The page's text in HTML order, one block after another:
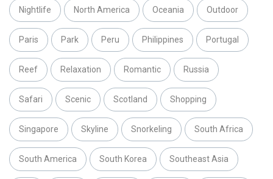
Nightlife North America Oceania Outdoor
Paris Park Peru Philippines Portugal
Reef Relaxation Romantic Russia
Safari Scenic Scotland Shopping
Singapore Skyline Snorkeling South Africa
South America South Korea Southeast Asia